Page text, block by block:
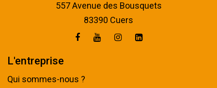
557 Avenue des Bousquets
83390 Cuers
L'entreprise
Qui sommes-nous ?